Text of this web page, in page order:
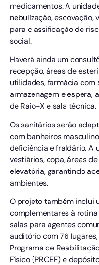
medicamentos. A
nebulização, escovação,
para classificação de
social.
Haverá ainda um
recepção, áreas de
utilidades, farmácia com
armazenagem e espera,
de Raio-X e sala técnica.
Os sanitários serão
com banheiros
deficiência e fraldário. A
vestiários, copa, áreas
elevatória, garantindo
ambientes.
O projeto também inclui
complementares à
salas para agentes
auditório com 76
Programa de
Físico (PROEF) e